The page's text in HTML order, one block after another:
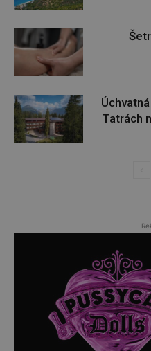
Tatrách